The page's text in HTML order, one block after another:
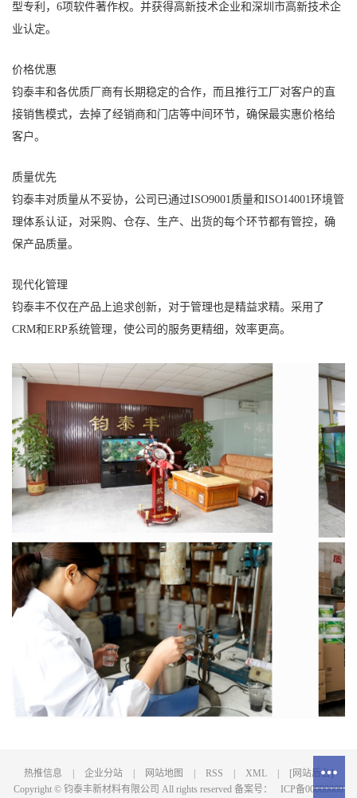
型专利，6项软件著作权。并获得高新技术企业和深圳市高新技术企
业认定。
价格优惠
钧泰丰和各优质厂商有长期稳定的合作，而且推行工厂对客户的直
接销售模式，去掉了经销商和门店等中间环节，确保最实惠价格给
客户。
质量优先
钧泰丰对质量从不妥协，公司已通过ISO9001质量和ISO14001环境管
理体系认证，对采购、仓存、生产、出货的每个环节都有管控，确
保产品质量。
现代化管理
钧泰丰不仅在产品上追求创新，对于管理也是精益求精。采用了
CRM和ERP系统管理，使公司的服务更精细，效率更高。
热推信息 企业分站 网站地图 RSS XML
[网站后台]
Copyright © 钧泰丰新材料有限公司 All rights reserved 备案号：
ICP备00000000